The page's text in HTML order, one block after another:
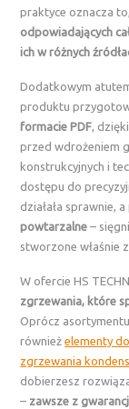
praktyce oznacza
odpowiadających
ich w różnych
Dodatkowym
produktu
formacie PDF,
przed wdrożeniem
konstrukcyjnych i
dostępu do
działała sprawnie, a
powtarzalne –
stworzone właśnie
W ofercie HS
zgrzewania, które
Oprócz
równieżelementy
zgrzewania
dobierzesz
– zawsze z